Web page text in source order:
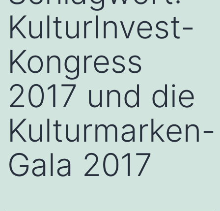
KulturInvest-
Kongress
2017 und die
Kulturmarken-
Gala 2017